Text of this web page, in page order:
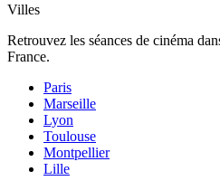
Villes
Retrouvez les séances de cinéma
France.
Paris
Marseille
Lyon
Toulouse
Montpellier
Lille